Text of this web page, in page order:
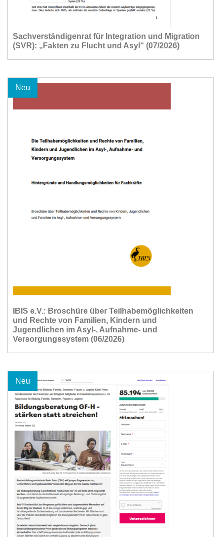
Sachverständigenrat für Integration und Migration
(SVR): „Fakten zu Flucht und Asyl“ (07/2026)
Neu
IBIS e.V.: Broschüre über Teilhabemöglichkeiten
und Rechte von Familien, Kindern und
Jugendlichen im Asyl-, Aufnahme- und
Versorgungssystem (06/2026)
Neu